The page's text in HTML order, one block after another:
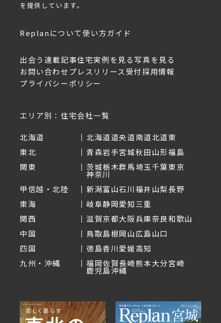
を提供しています。
Replanについて使い方ガイド
出会う 連載記事住宅実例を見る写真を見る
お問い合わせ プレスリリース受付採用情報
プライバシーポリシー
エリア別：住宅会社一覧
北海道 北海道道央道南道北道東
東北
青森岩手宮城秋田山形福島
関東
茨城栃木群馬埼玉千葉東京
神奈川
甲信越・北陸
新潟富山石川福井山梨長野
東海
岐阜静岡愛知三重
関西
滋賀京都大阪兵庫奈良和歌山
中国
鳥取島根岡山広島山口
四国
徳島香川愛媛高知
九州・沖縄
福岡佐賀長崎熊本大分宮崎
鹿児島沖縄